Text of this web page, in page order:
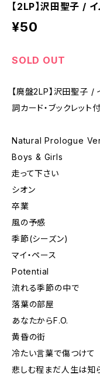
【2LP】沢田聖子 /
¥50
SOLD OUT
【廃盤2LP】沢田聖子 /
詞カード・ブックレット付
Natural Prologue
Boys & Girls
走って下さい
シオン
卒業
風の予感
季節(シーズン)
マイ・ペース
Potential
流れる季節の中で
落葉の部屋
あなたからF.O.
黄昏の街
冷たい言葉で傷つけて
悲しむ程まだ人生は知